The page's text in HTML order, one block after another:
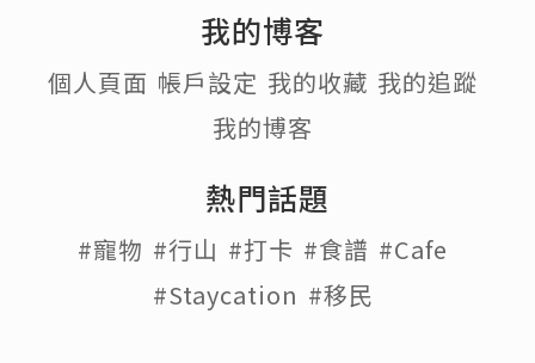
我的博客
個人頁面 帳戶設定 我的收藏 我的追蹤
我的博客
熱門話題
#寵物 #行山 #打卡 #食譜 #Cafe
#Staycation #移民